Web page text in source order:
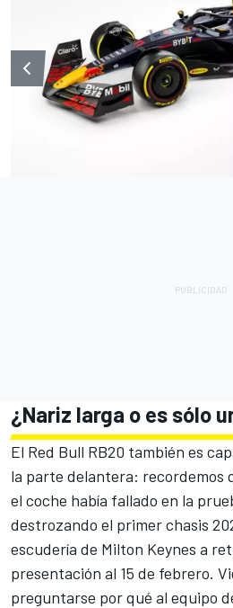
¿Nariz larga o es sólo
El Red Bull RB20 también es
la parte delantera: recordemos
el coche había fallado en la
destrozando el primer chasis
escudería de Milton Keynes a
presentación al 15 de febrero.
preguntarse por qué al equipo